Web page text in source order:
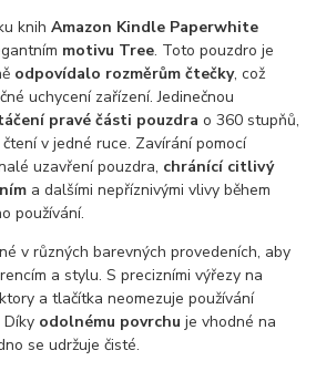
knihAmazon Kindle Paperwhite
motivu Tree. Toto pouzdro je
odpovídalo rozměrům čtečky, což
uchycení zařízení. Jedinečnou
pravé části pouzdra o 360 stupňů,
v jedné ruce. Zavírání pomocí
uzavření pouzdra, chránící citlivý
a dalšími nepříznivými vlivy během
používání.
v různých barevných provedeních, aby
a stylu. S precizními výřezy na
a tlačítka neomezuje používání
Díky odolnému povrchu je vhodné na
se udržuje čisté.